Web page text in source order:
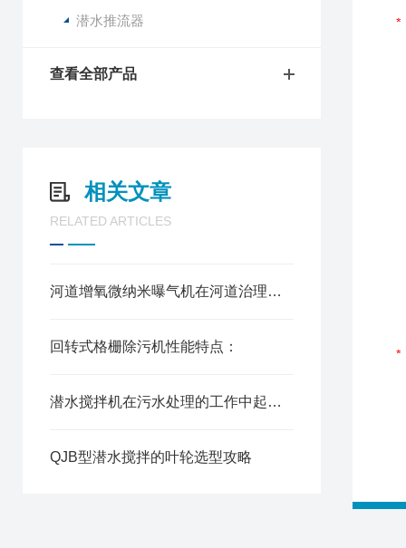
潜水推流器
查看全部产品
相关文章
RELATED ARTICLES
河道增氧微纳米曝气机在河道治理中的作用解说
回转式格栅除污机性能特点：
潜水搅拌机在污水处理的工作中起到作用有哪些？
QJB型潜水搅拌的叶轮选型攻略